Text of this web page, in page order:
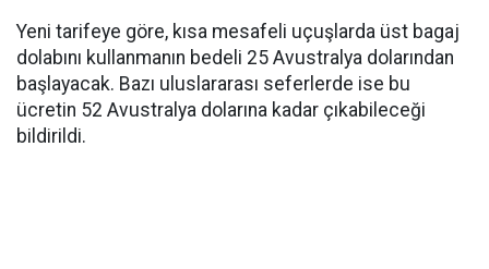
Yeni tarifeye göre, kısa mesafeli uçuşlarda üst bagaj
dolabını kullanmanın bedeli 25 Avustralya dolarından
başlayacak. Bazı uluslararası seferlerde ise bu
ücretin 52 Avustralya dolarına kadar çıkabileceği
bildirildi.